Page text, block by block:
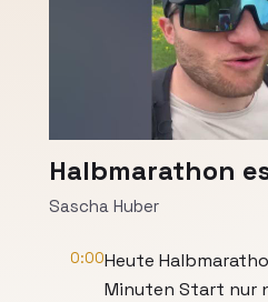
Halbmarathon
Sascha Huber
0:00Heute
Minuten Start nur